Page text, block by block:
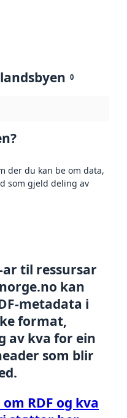
0
der du kan be om data,
som gjeld deling av
ar til ressursar
kan
metadata i
format,
av kva for ein
som blir
RDF og kva